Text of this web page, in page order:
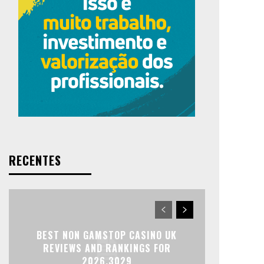
RECENTES
BEST NON GAMSTOP CASINO UK
REVIEWS AND RANKINGS FOR